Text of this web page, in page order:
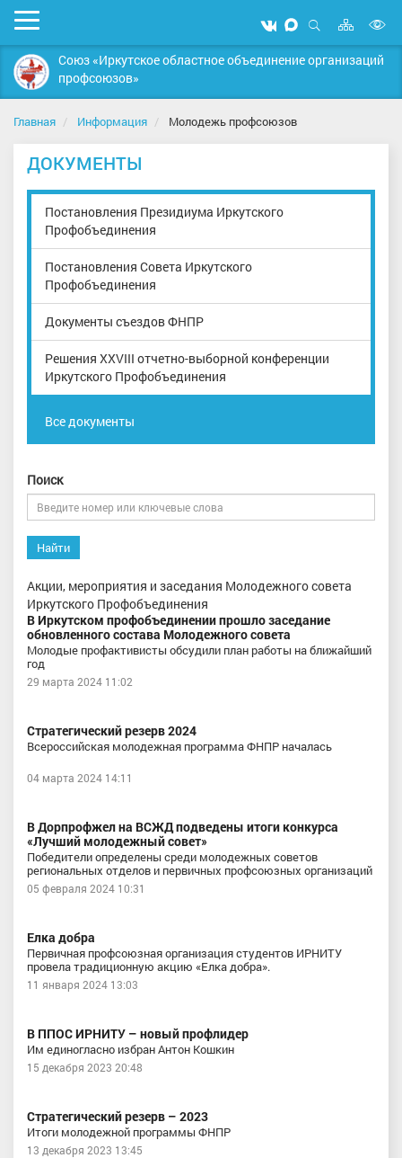
Мобильное
меню
Мы
вконтакте
Мы
в
MAX
Открыть
поиск
Карта
сайта
Союз «Иркутское областное объединение организаций
профсоюзов»
Главная Информация Молодежь профсоюзов
ДОКУМЕНТЫ
Постановления Президиума Иркутского
Профобъединения
Постановления Совета Иркутского
Профобъединения
Документы съездов ФНПР
Решения XXVIII отчетно-выборной конференции
Иркутского Профобъединения
Все документы
Поиск
Найти
Акции, мероприятия и заседания Молодежного совета
Иркутского Профобъединения
В Иркутском профобъединении прошло заседание
обновленного состава Молодежного совета
Молодые профактивисты обсудили план работы на ближайший
год
29 марта 2024 11:02
Стратегический резерв 2024
Всероссийская молодежная программа ФНПР началась
04 марта 2024 14:11
В Дорпрофжел на ВСЖД подведены итоги конкурса
«Лучший молодежный совет»
Победители определены среди молодежных советов
региональных отделов и первичных профсоюзных организаций
05 февраля 2024 10:31
Елка добра
Первичная профсоюзная организация студентов ИРНИТУ
провела традиционную акцию «Елка добра».
11 января 2024 13:03
В ППОС ИРНИТУ – новый профлидер
Им единогласно избран Антон Кошкин
15 декабря 2023 20:48
Стратегический резерв – 2023
Итоги молодежной программы ФНПР
13 декабря 2023 13:45